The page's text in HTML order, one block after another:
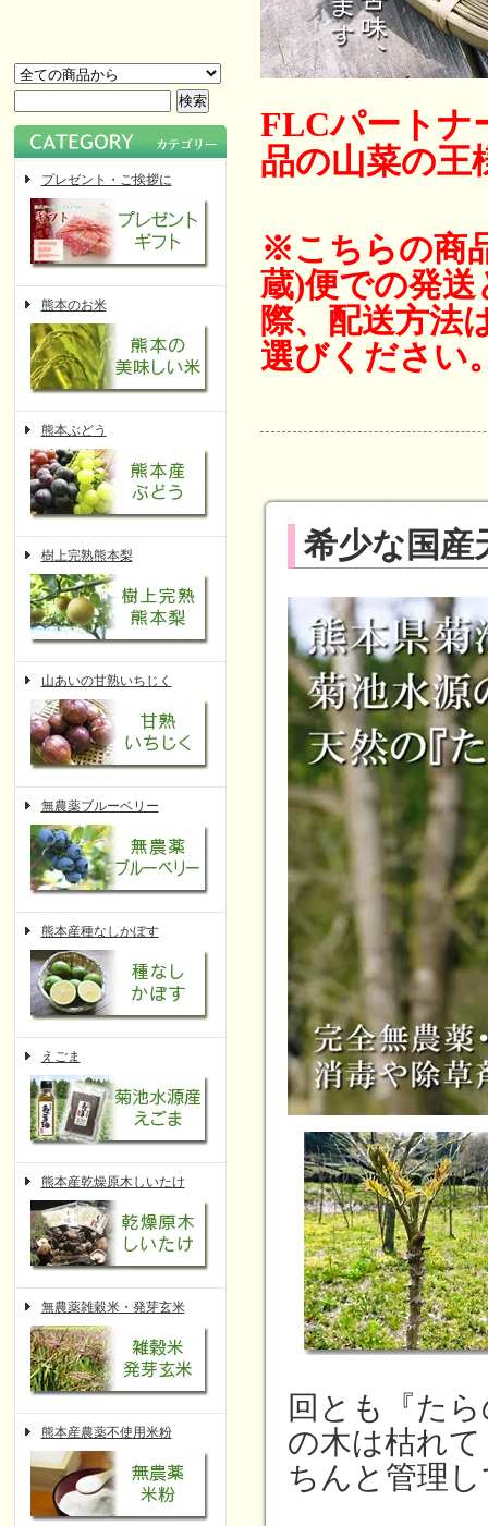
プレゼント・ご挨拶に
熊本のお米
熊本ぶどう
樹上完熟熊本梨
山あいの甘熟いちじく
無農薬ブルーベリー
熊本産種なしかぼす
えごま
熊本産乾燥原木しいたけ
無農薬雑穀米・発芽玄米
熊本産農薬不使用米粉
FLCパートナ
品の山菜の王
※こちらの商
蔵)便での発
際、配送方法
選びください
希少な国産
回とも『た
の木は枯れ
ちんと管理